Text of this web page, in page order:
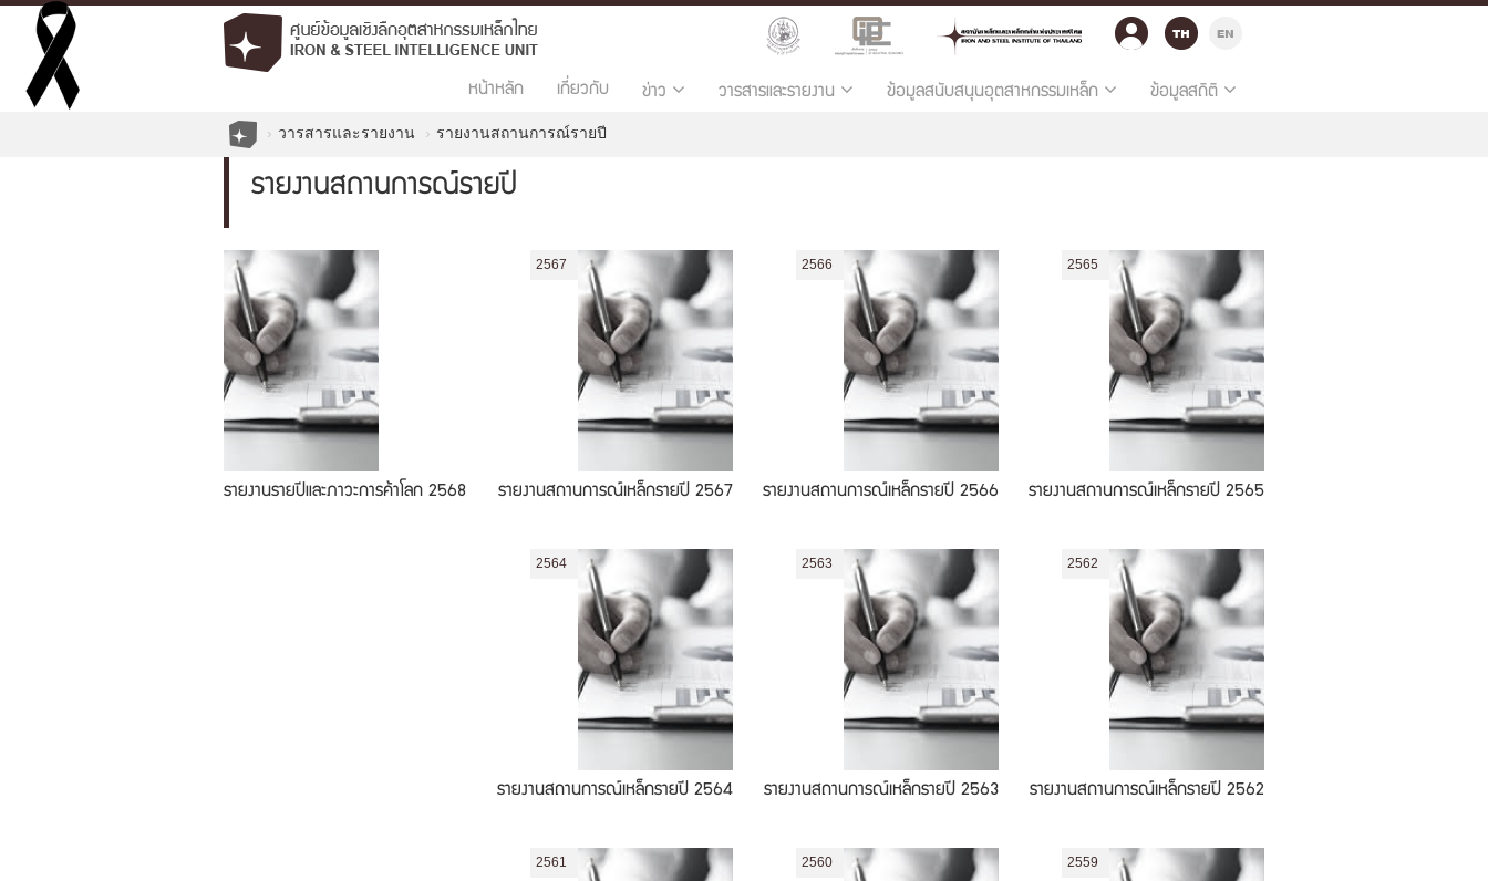
หน้าหลัก เกี่ยวกับ ข่าว วารสารและรายงาน ข้อมูลสนับสนุนอุตสาหกรรมเหล็ก ข้อมูลสถิติ
วารสารและรายงาน รายงานสถานการณ์รายปี
รายงานสถานการณ์รายปี
รายงานรายปีและภาวะการค้าโลก 2568
2567
รายงานสถานการณ์เหล็กรายปี 2567
2566
รายงานสถานการณ์เหล็กรายปี 2566
2565
รายงานสถานการณ์เหล็กรายปี 2565
2564
รายงานสถานการณ์เหล็กรายปี 2564
2563
รายงานสถานการณ์เหล็กรายปี 2563
2562
รายงานสถานการณ์เหล็กรายปี 2562
2561 2560 2559